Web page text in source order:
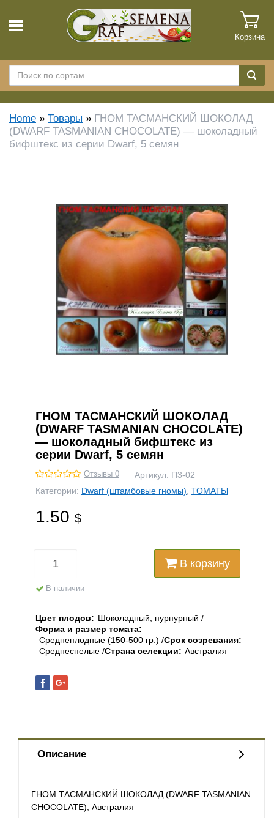
Корзина
Home » Товары » ГНОМ ТАСМАНСКИЙ ШОКОЛАД
(DWARF TASMANIAN CHOCOLATE) — шоколадный
бифштекс из серии Dwarf, 5 семян
ГНОМ ТАСМАНСКИЙ ШОКОЛАД
(DWARF TASMANIAN CHOCOLATE)
— шоколадный бифштекс из
серии Dwarf, 5 семян
Отзывы 0 Артикул: П3-02
Категории: Dwarf (штамбовые гномы) ТОМАТЫ
1.50 $
В корзину
В наличии
Цвет плодов
Шоколадный, пурпурный
Форма и размер томата
Среднеплодные (150-500 гр.) Срок созревания
Среднеспелые Страна селекции Австралия
Описание
ГНОМ ТАСМАНСКИЙ ШОКОЛАД (DWARF TASMANIAN
CHOCOLATE), Австралия